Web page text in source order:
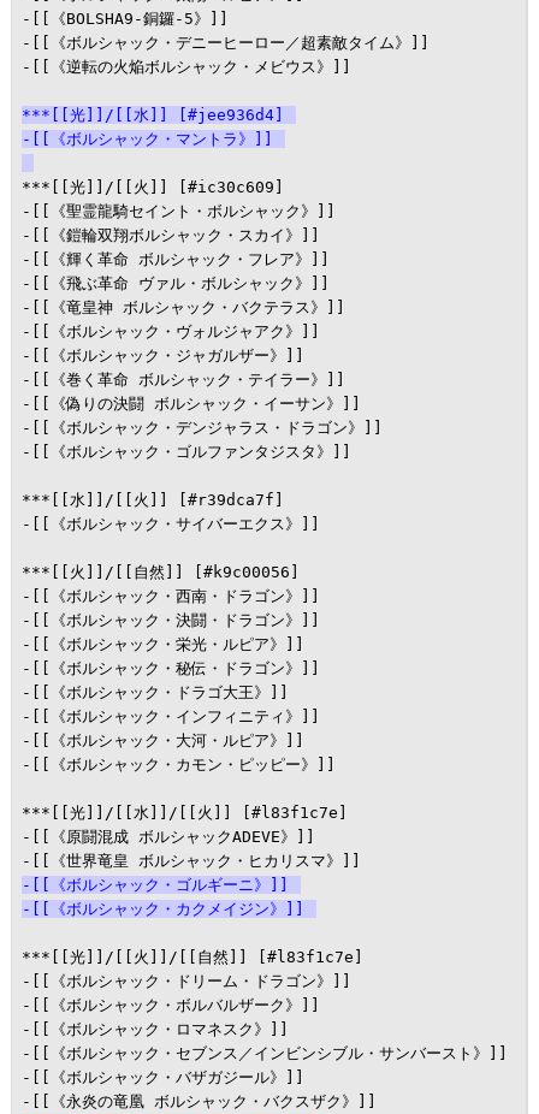
-[[《BOLSHA9-銅鑼-5》]]
-[[《ボルシャック・デニーヒーロー／超素敵タイム》]]
-[[《逆転の火焔ボルシャック・メビウス》]]
***[[光]]/[[水]] [#jee936d4]
-[[《ボルシャック・マントラ》]]
***[[光]]/[[火]] [#ic30c609]
-[[《聖霊龍騎セイント・ボルシャック》]]
-[[《鎧輪双翔ボルシャック・スカイ》]]
-[[《輝く革命 ボルシャック・フレア》]]
-[[《飛ぶ革命 ヴァル・ボルシャック》]]
-[[《竜皇神 ボルシャック・バクテラス》]]
-[[《ボルシャック・ヴォルジャアク》]]
-[[《ボルシャック・ジャガルザー》]]
-[[《巻く革命 ボルシャック・テイラー》]]
-[[《偽りの決闘 ボルシャック・イーサン》]]
-[[《ボルシャック・デンジャラス・ドラゴン》]]
-[[《ボルシャック・ゴルファンタジスタ》]]
***[[水]]/[[火]] [#r39dca7f]
-[[《ボルシャック・サイバーエクス》]]
***[[火]]/[[自然]] [#k9c00056]
-[[《ボルシャック・西南・ドラゴン》]]
-[[《ボルシャック・決闘・ドラゴン》]]
-[[《ボルシャック・栄光・ルピア》]]
-[[《ボルシャック・秘伝・ドラゴン》]]
-[[《ボルシャック・ドラゴ大王》]]
-[[《ボルシャック・インフィニティ》]]
-[[《ボルシャック・大河・ルピア》]]
-[[《ボルシャック・カモン・ピッピー》]]
***[[光]]/[[水]]/[[火]] [#l83f1c7e]
-[[《原闘混成 ボルシャックADEVE》]]
-[[《ボルシャック・ゴルギーニ》]]
-[[《ボルシャック・カクメイジン》]]
***[[光]]/[[火]]/[[自然]] [#l83f1c7e]
-[[《ボルシャック・ドリーム・ドラゴン》]]
-[[《ボルシャック・ボルバルザーク》]]
-[[《ボルシャック・ロマネスク》]]
-[[《ボルシャック・セブンス／インビンシブル・サンバースト》]]
-[[《ボルシャック・バザガジール》]]